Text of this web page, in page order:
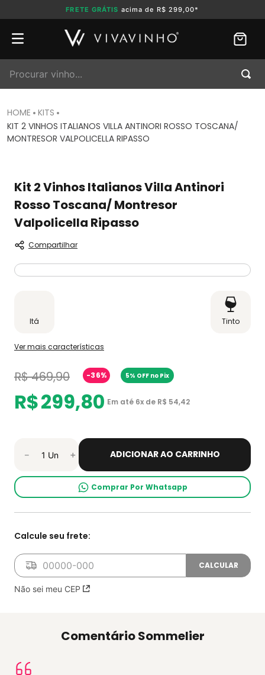
FRETE GRÁTIS acima de R$ 299,00*
KITS
KIT 2 VINHOS ITALIANOS VILLA ANTINORI ROSSO TOSCANA/
MONTRESOR VALPOLICELLA RIPASSO
Kit 2 Vinhos Italianos Villa Antinori
Rosso Toscana/ Montresor
Valpolicella Ripasso
Compartilhar
Itá Tinto
Ver mais características
R$469,90 -36% 5% OFF no Pix
R$299,80 Em até 6x de R$ 54,42
＋
－ ADICIONAR AO CARRINHO
Comprar Por Whatsapp
Não sei meu CEP
Comentário Sommelier